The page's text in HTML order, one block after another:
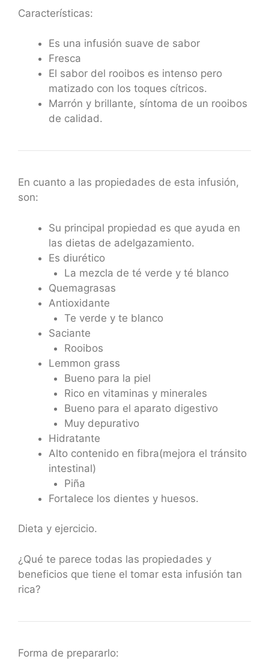
Características:
Es una infusión suave de sabor
Fresca
El sabor del rooibos es intenso pero
matizado con los toques cítricos.
Marrón y brillante, síntoma de un rooibos
de calidad.
En cuanto a las propiedades de esta infusión,
son:
Su principal propiedad es que ayuda en
las dietas de adelgazamiento.
Es diurético
La mezcla de té verde y té blanco
Quemagrasas
Antioxidante
Te verde y te blanco
Saciante
Rooibos
Lemmon grass
Bueno para la piel
Rico en vitaminas y minerales
Bueno para el aparato digestivo
Muy depurativo
Hidratante
Alto contenido en fibra(mejora el tránsito
intestinal)
Piña
Fortalece los dientes y huesos.
Dieta y ejercicio.
¿Qué te parece todas las propiedades y
beneficios que tiene el tomar esta infusión tan
rica?
Forma de prepararlo: